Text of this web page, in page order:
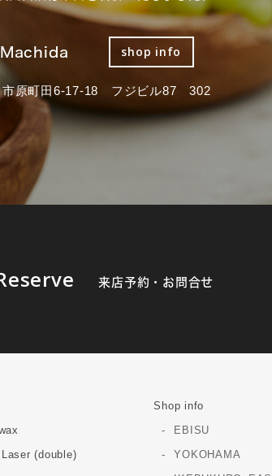
shop info
市原町田6-17-18 フジビル87 302
来店予約・お問合せ
(double)
Shop info
EBISU
YOKOHAMA